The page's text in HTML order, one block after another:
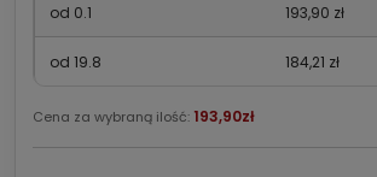
od 0.1 193,90 zł
od 19.8 184,21 zł
Cena za wybraną ilość: 193,90zł